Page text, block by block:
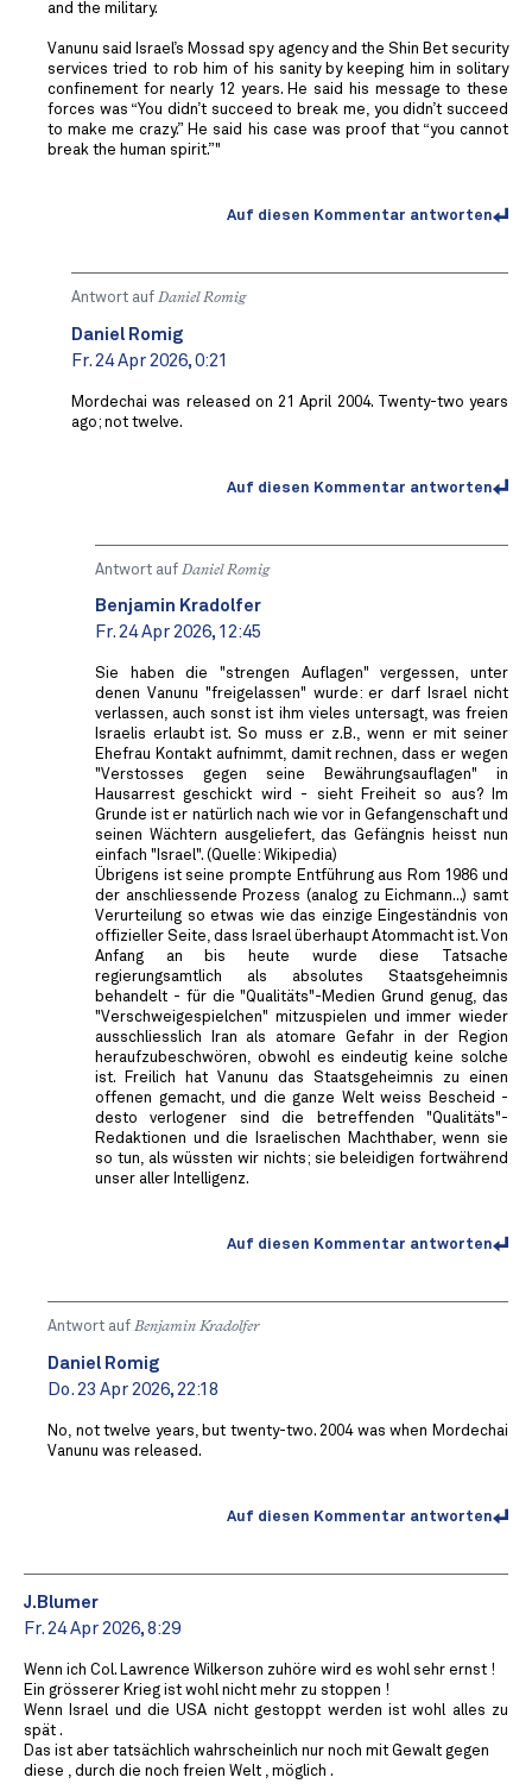
and the military.
Vanunu said Israel’s Mossad spy agency and the Shin Bet security
services tried to rob him of his sanity by keeping him in solitary
confinement for nearly 12 years. He said his message to these
forces was “You didn’t succeed to break me, you didn’t succeed
to make me crazy.” He said his case was proof that “you cannot
break the human spirit.”"
Auf diesen Kommentar antworten
Antwort auf Daniel Romig
Daniel Romig
Fr. 24 Apr 2026, 0:21
Mordechai was released on 21 April 2004. Twenty-two years
ago; not twelve.
Auf diesen Kommentar antworten
Antwort auf Daniel Romig
Benjamin Kradolfer
Fr. 24 Apr 2026, 12:45
Sie haben die "strengen Auflagen" vergessen, unter
denen Vanunu "freigelassen" wurde: er darf Israel nicht
verlassen, auch sonst ist ihm vieles untersagt, was freien
Israelis erlaubt ist. So muss er z.B., wenn er mit seiner
Ehefrau Kontakt aufnimmt, damit rechnen, dass er wegen
"Verstosses gegen seine Bewährungsauflagen" in
Hausarrest geschickt wird - sieht Freiheit so aus? Im
Grunde ist er natürlich nach wie vor in Gefangenschaft und
seinen Wächtern ausgeliefert, das Gefängnis heisst nun
einfach "Israel". (Quelle: Wikipedia)
Übrigens ist seine prompte Entführung aus Rom 1986 und
der anschliessende Prozess (analog zu Eichmann...) samt
Verurteilung so etwas wie das einzige Eingeständnis von
offizieller Seite, dass Israel überhaupt Atommacht ist. Von
Anfang an bis heute wurde diese Tatsache
regierungsamtlich als absolutes Staatsgeheimnis
behandelt - für die "Qualitäts"-Medien Grund genug, das
"Verschweigespielchen" mitzuspielen und immer wieder
ausschliesslich Iran als atomare Gefahr in der Region
heraufzubeschwören, obwohl es eindeutig keine solche
ist. Freilich hat Vanunu das Staatsgeheimnis zu einen
offenen gemacht, und die ganze Welt weiss Bescheid -
desto verlogener sind die betreffenden "Qualitäts"-
Redaktionen und die Israelischen Machthaber, wenn sie
so tun, als wüssten wir nichts; sie beleidigen fortwährend
unser aller Intelligenz.
Auf diesen Kommentar antworten
Antwort auf Benjamin Kradolfer
Daniel Romig
Do. 23 Apr 2026, 22:18
No, not twelve years, but twenty-two. 2004 was when Mordechai
Vanunu was released.
Auf diesen Kommentar antworten
J.Blumer
Fr. 24 Apr 2026, 8:29
Wenn ich Col. Lawrence Wilkerson zuhöre wird es wohl sehr ernst !
Ein grösserer Krieg ist wohl nicht mehr zu stoppen !
Wenn Israel und die USA nicht gestoppt werden ist wohl alles zu
spät .
Das ist aber tatsächlich wahrscheinlich nur noch mit Gewalt gegen
diese , durch die noch freien Welt , möglich .